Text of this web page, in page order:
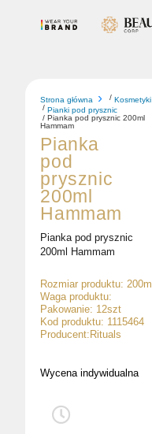
Strona główna /Kosmetyki
/Pianki pod prysznic
/ Pianka pod prysznic 200ml
Hammam
Pianka
pod
prysznic
200ml
Hammam
Pianka pod prysznic
200ml Hammam
Rozmiar produktu: 200ml
Waga produktu:
Pakowanie: 12szt
Kod produktu: 1115464
Producent:Rituals
Wycena indywidualna